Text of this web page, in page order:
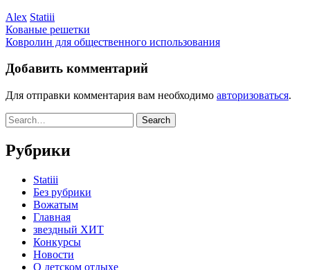
Alex Statiii
Кованые решетки
Ковролин для общественного использования
Добавить комментарий
Для отправки комментария вам необходимо авторизоваться.
Рубрики
Statiii
Без рубрики
Вожатым
Главная
звездный ХИТ
Конкурсы
Новости
О детском отдыхе